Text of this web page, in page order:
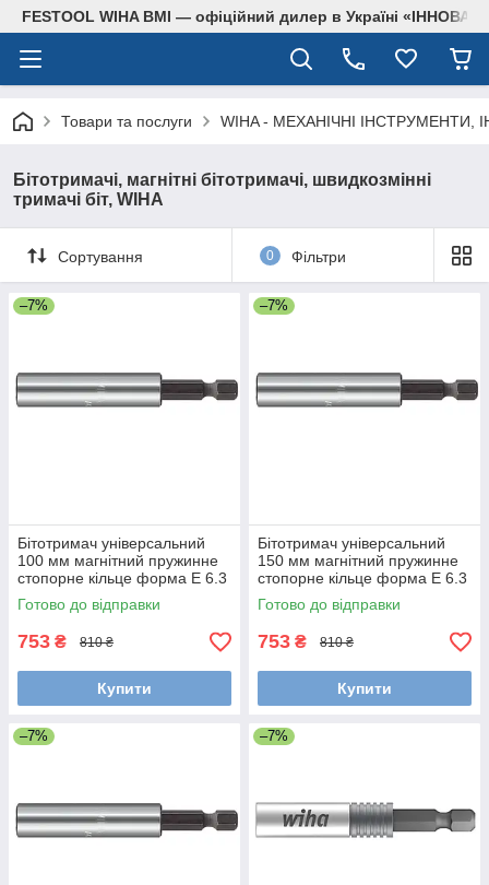
FESTOOL WIHA BMI — офіційний дилер в Україні
Товари та послуги WIHA - МЕХАНІЧНІ ІНСТРУМЕНТИ,
Бітотримачі, магнітні бітотримачі, швидкозмінні
тримачі біт, WIHA
Сортування 0 Фільтри
–7%
Бітотримач універсальний
100 мм магнітний пружинне
стопорне кільце форма E 6.3
Wiha 36092
Готово до відправки
753 ₴ 810 ₴
Купити
–7%
Бітотримач універсальний
150 мм магнітний пружинне
стопорне кільце форма E 6.3
Wiha 34306
Готово до відправки
753 ₴ 810 ₴
Купити
–7% –7%